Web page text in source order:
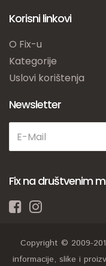
Korisni linkovi
O Fix-u
Kategorije
Uslovi korištenja
Newsletter
Fix na društvenim
Copyright © 2009-
informacije, slike i